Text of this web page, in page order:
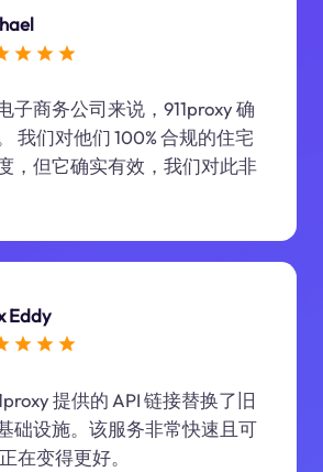
子商务公司来说，911proxy 确
我们对他们 100% 合规的住宅
，但它确实有效，我们对此非
Eddy
提供的 API 链接替换了旧
础设施。该服务非常快速且可
在变得更好。